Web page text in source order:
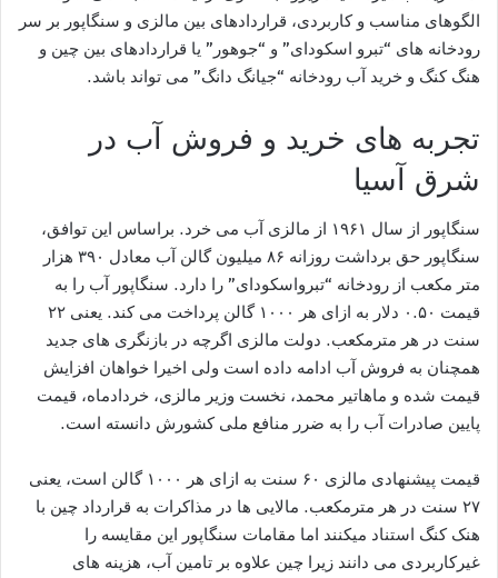
الگوهای مناسب و کاربردی، قراردادهای بین مالزی و سنگاپور بر سر
رودخانه های “تبرو اسکودای” و “جوهور” یا قراردادهای بین چین و
هنگ کنگ و خرید آب رودخانه “جیانگ دانگ” می تواند باشد.
تجربه های خرید و فروش آب در
شرق آسیا
سنگاپور از سال ۱۹۶۱ از مالزی آب می خرد. براساس این توافق،
سنگاپور حق برداشت روزانه ۸۶ میلیون گالن آب معادل ۳۹۰ هزار
متر مکعب از رودخانه “تبرواسکودای” را دارد. سنگاپور آب را به
قیمت ۰.۵۰ دلار به ازای هر ۱۰۰۰ گالن پرداخت می کند. یعنی ۲۲
سنت در هر مترمکعب. دولت مالزی اگرچه در بازنگری های جدید
همچنان به فروش آب ادامه داده است ولی اخیرا خواهان افزایش
قیمت شده و ماهاتیر محمد، نخست وزیر مالزی، خردادماه، قیمت
پایین صادرات آب را به ضرر منافع ملی کشورش دانسته است.
قیمت پیشنهادی مالزی ۶۰ سنت به ازای هر ۱۰۰۰ گالن است، یعنی
۲۷ سنت در هر مترمکعب. مالایی ها در مذاکرات به قرارداد چین با
هنک کنگ استناد میکنند اما مقامات سنگاپور این مقایسه را
غیرکاربردی می دانند زیرا چین علاوه بر تامین آب، هزینه های